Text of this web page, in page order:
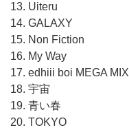
13. Uiteru
14. GALAXY
15. Non Fiction
16. My Way
17. edhiii boi MEGA MIX
18. 宇宙
19. 青い春
20. TOKYO